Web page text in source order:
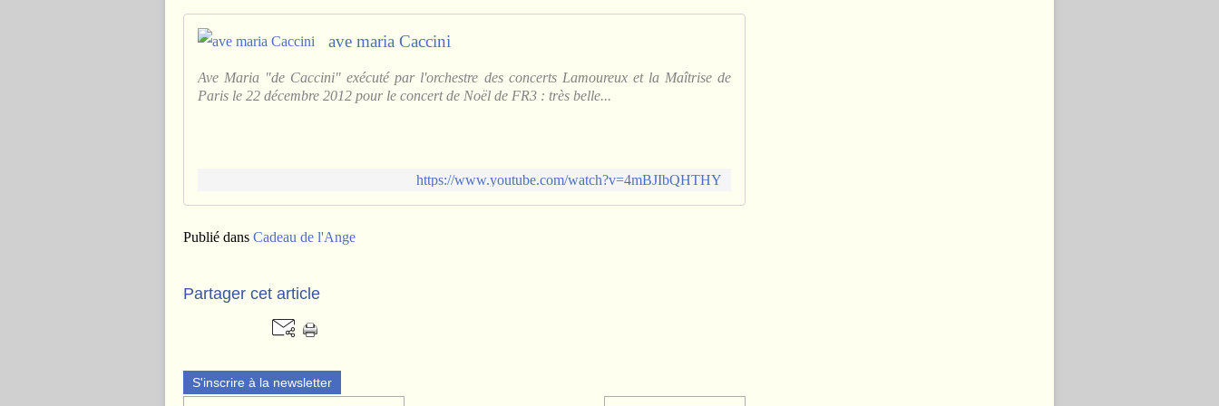
c
g
ave maria Caccini
Ave Maria "de Caccini" exécuté par l'orchestre des concerts Lamoureux et la Maîtrise de
Paris le 22 décembre 2012 pour le concert de Noël de FR3 : très belle...
https://www.youtube.com/watch?v=4mBJIbQHTHY
Publié dans Cadeau de l'Ange
Partager cet article
S'inscrire à la newsletter